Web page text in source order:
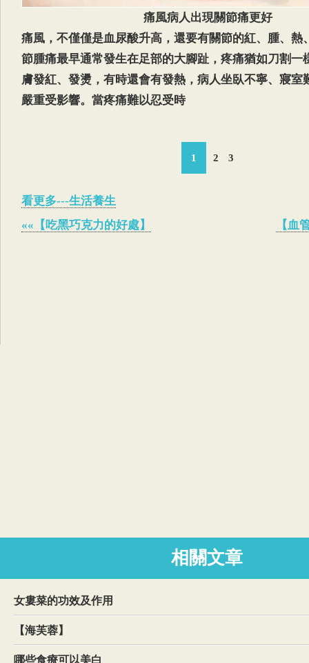
痛風病人出現關節痛更好
痛風，不僅僅是血尿酸升高，還要有關節的紅、腫、熱
節腫痛最早通常發生在足部的大腳趾，疼痛猶如刀割一
膚發紅、發燙，有時還會有發熱，病人坐臥不寧、寢室
嚴重受影響。當疼痛難以忍受時
1 2 3
看更多---生活養生
««【吃黑巧克力的好處】
【血
相關文章
女婁菜的功效及作用
【海芙蓉】
哪些食療可以美白